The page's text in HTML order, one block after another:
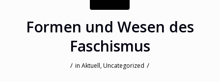
Formen und Wesen des
Faschismus
/ inAktuell,Uncategorized /